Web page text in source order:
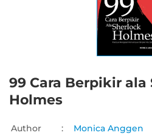
99 Cara Berpikir ala
Holmes
Author :
Monica Anggen